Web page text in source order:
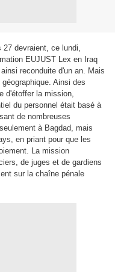
27 devraient, ce lundi,
EUJUST Lex en Iraq
reconduite d'un an. Mais
Ainsi des
d'étoffer la mission,
du personnel était basé à
de nombreuses
à Bagdad, mais
en priant pour que les
La mission
de juges et de gardiens
sur la chaîne pénale